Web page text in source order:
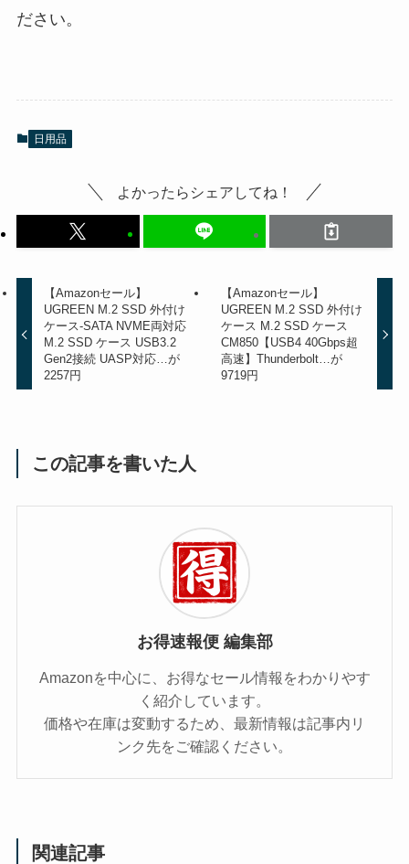
ださい。
日用品
よかったらシェアしてね！
【Amazonセール】
UGREEN M.2 SSD 外付け
ケース-SATA NVME両対応
M.2 SSD ケース USB3.2
Gen2接続 UASP対応…が
2257円
【Amazonセール】
UGREEN M.2 SSD 外付け
ケース M.2 SSD ケース
CM850【USB4 40Gbps超
高速】Thunderbolt…が
9719円
この記事を書いた人
お得速報便 編集部
Amazonを中心に、お得なセール情報をわかりやす
く紹介しています。
価格や在庫は変動するため、最新情報は記事内リ
ンク先をご確認ください。
関連記事